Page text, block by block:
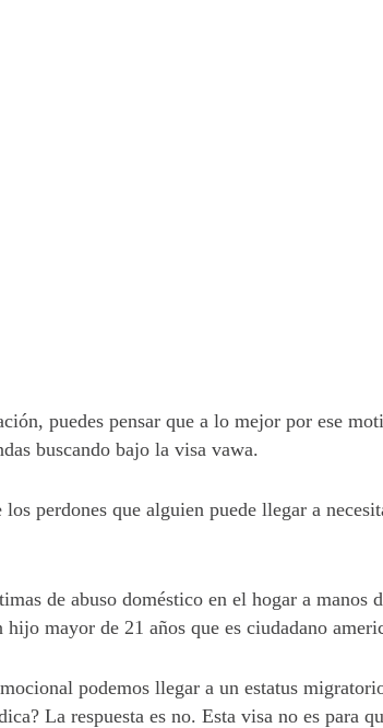
puedes pensar que a lo mejor por ese
buscando bajo la visa vawa.
perdones que alguien puede llegar a
de abuso doméstico en el hogar a manos
mayor de 21 años que es ciudadano
podemos llegar a un estatus
La respuesta es no. Esta visa no es para